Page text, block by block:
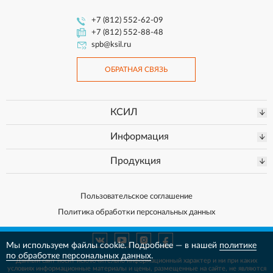
+7 (812) 552-62-09
+7 (812) 552-88-48
spb@ksil.ru
ОБРАТНАЯ СВЯЗЬ
КСИЛ
Информация
Продукция
Пользовательское соглашение
Политика обработки персональных данных
Данный сайт носит исключительно информационный характер и ни при каких
условиях информационные материалы и цены, размещенные на сайте, неявляются
Мы используем файлы cookie. Подробнее — в нашей политике
по обработке персональных данных.